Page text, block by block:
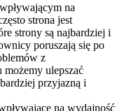
na
strona jest
strony są najbardziej i
poruszają się po
z
ulepszać
przyjazną i
na wydajność